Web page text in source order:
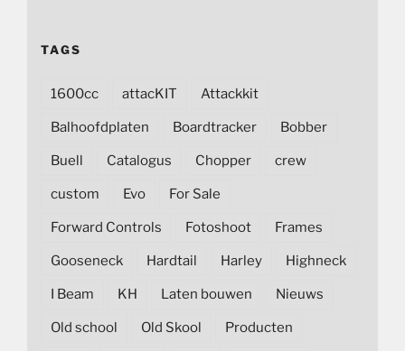
TAGS
1600cc attacKIT Attackkit
Balhoofdplaten Boardtracker Bobber
Buell Catalogus Chopper crew
custom Evo For Sale
Forward Controls Fotoshoot Frames
Gooseneck Hardtail Harley Highneck
I Beam KH Laten bouwen Nieuws
Old school Old Skool Producten